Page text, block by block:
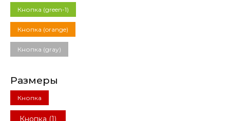
Кнопка (green-1)
Кнопка (orange)
Кнопка (gray)
Размеры
Кнопка
Кнопка (1)